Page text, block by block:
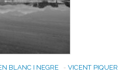
- VICENT PIQUER
BLANC I NEGRE